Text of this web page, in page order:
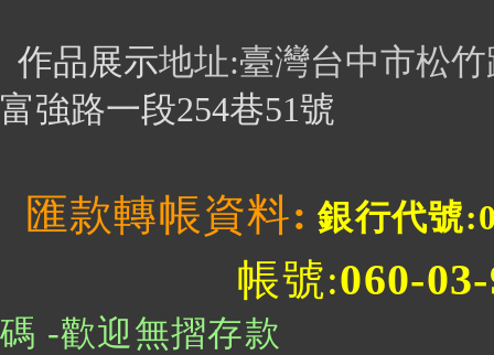
作品展示地址:臺灣台中市松
富強路一段254巷51號
匯款轉帳資料: 銀行代號
帳號:060-
碼 -歡迎無摺存款